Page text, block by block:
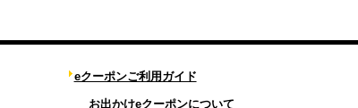
eクーポンご利用ガイド
お出かけeクーポンについて